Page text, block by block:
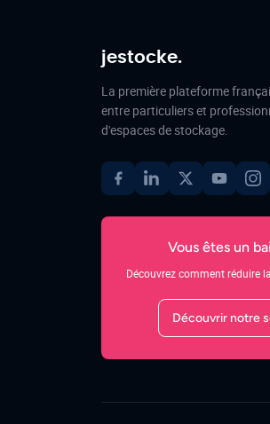
jestocke.
La première plateforme
entre particuliers et
d'espaces de stockage.
Vous êtes un
Découvrez comment réduire
Découvrir notre